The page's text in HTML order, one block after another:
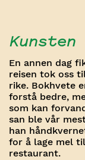
En annen dag
reisen tok oss
rike. Bokhvete
forstå bedre,
som kan
san ble vår
han
for å lage mel
restaurant.